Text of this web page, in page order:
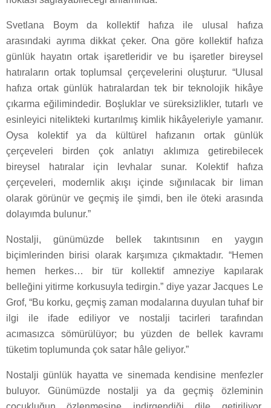
Svetlana Boym da kollektif hafıza ile ulusal hafıza
arasındaki ayrıma dikkat çeker. Ona göre kollektif hafıza
günlük hayatın ortak işaretleridir ve bu işaretler bireysel
hatıraların ortak toplumsal çerçevelerini oluşturur. “Ulusal
hafıza ortak günlük hatıralardan tek bir teknolojik hikâye
çıkarma eğilimindedir. Boşluklar ve süreksizlikler, tutarlı ve
esinleyici nitelikteki kurtarılmış kimlik hikâyeleriyle yamanır.
Oysa kolektif ya da kültürel hafızanın ortak günlük
çerçeveleri birden çok anlatıyı aklımıza getirebilecek
bireysel hatıralar için levhalar sunar. Kolektif hafıza
çerçeveleri, modernlik akışı içinde sığınılacak bir liman
olarak görünür ve geçmiş ile şimdi, ben ile öteki arasında
dolayımda bulunur.”
Nostalji, günümüzde bellek takıntısının en yaygın
biçimlerinden birisi olarak karşımıza çıkmaktadır. “Hemen
hemen herkes… bir tür kollektif amneziye kapılarak
belleğini yitirme korkusuyla tedirgin.” diye yazar Jacques Le
Grof, “Bu korku, geçmiş zaman modalarına duyulan tuhaf bir
ilgi ile ifade ediliyor ve nostalji tacirleri tarafından
acımasızca sömürülüyor; bu yüzden de bellek kavramı
tüketim toplumunda çok satar hâle geliyor.”
Nostalji günlük hayatta ve sinemada kendisine menfezler
buluyor. Günümüzde nostalji ya da geçmiş özleminin